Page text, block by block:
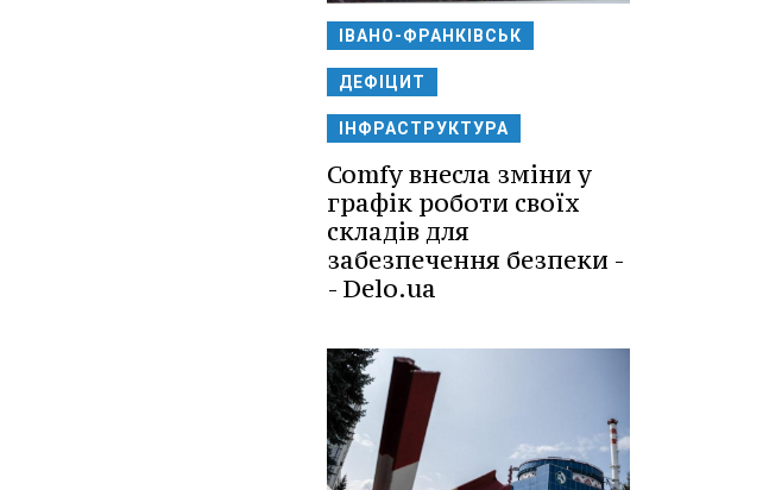
ІВАНО-ФРАНКІВСЬК
ДЕФІЦИТ
ІНФРАСТРУКТУРА
Comfy внесла зміни у
графік роботи своїх
складів для
забезпечення безпеки -
- Delo.ua